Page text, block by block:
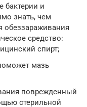
бактерии и
знать, чем
обеззараживания
средство:
спирт;
мазь
поврежденный
стерильной